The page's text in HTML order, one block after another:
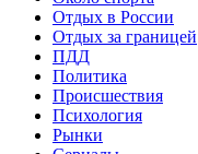
Отдых в России
Отдых за границей
ПДД
Политика
Происшествия
Психология
Рынки